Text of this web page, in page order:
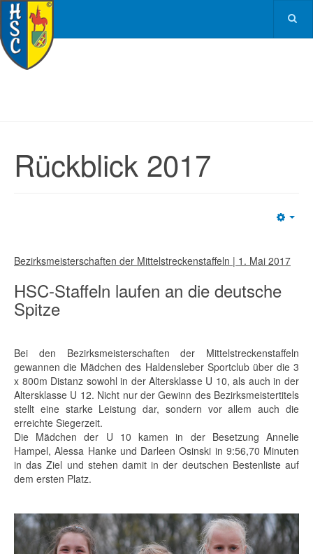
Rückblick 2017
Bezirksmeisterschaften der Mittelstreckenstaffeln | 1. Mai 2017
HSC-Staffeln laufen an die deutsche
Spitze
Bei den Bezirksmeisterschaften der Mittelstreckenstaffeln
gewannen die Mädchen des Haldensleber Sportclub über die 3
x 800m Distanz sowohl in der Altersklasse U 10, als auch in der
Altersklasse U 12. Nicht nur der Gewinn des Bezirksmeistertitels
stellt eine starke Leistung dar, sondern vor allem auch die
erreichte Siegerzeit.
Die Mädchen der U 10 kamen in der Besetzung Annelie
Hampel, Alessa Hanke und Darleen Osinski in 9:56,70 Minuten
in das Ziel und stehen damit in der deutschen Bestenliste auf
dem ersten Platz.